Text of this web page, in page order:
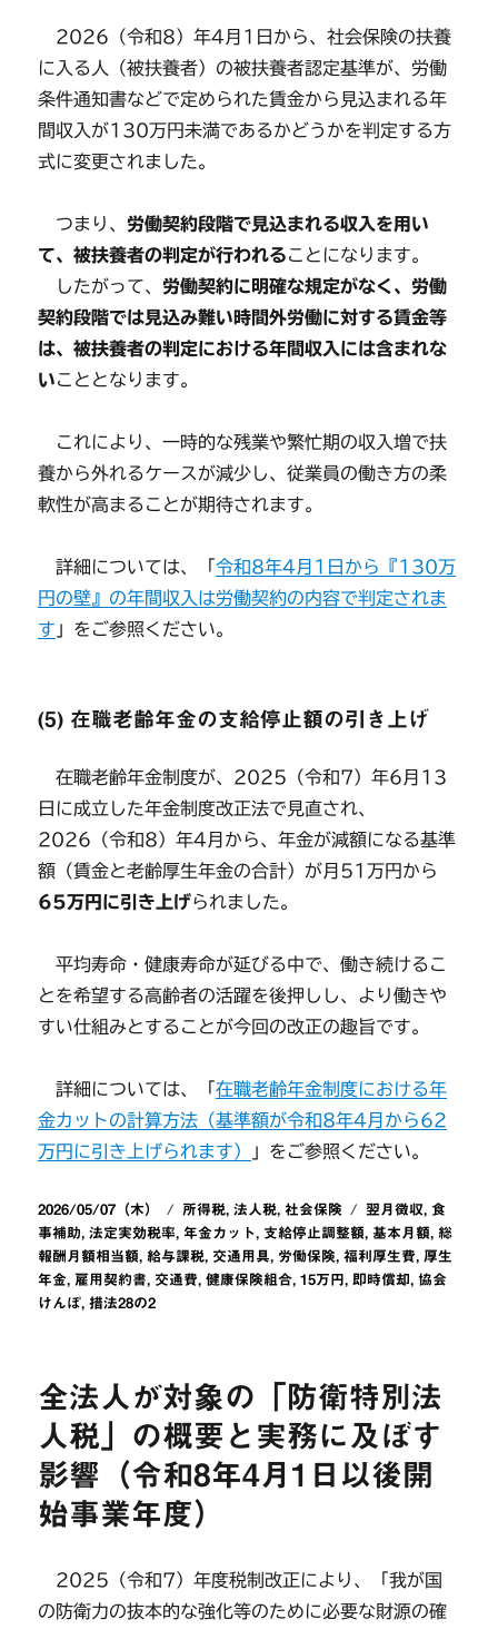
2026（令和8）年4月1日から、社会保険の扶養
に入る人（被扶養者）の被扶養者認定基準が、労働
条件通知書などで定められた賃金から見込まれる年
間収入が130万円未満であるかどうかを判定する方
式に変更されました。
つまり、 労働契約段階で見込まれる収入を用い
て、被扶養者の判定が行われることになります。
したがって、 労働契約に明確な規定がなく、労働
契約段階では見込み難い時間外労働に対する賃金等
は、被扶養者の判定における年間収入には含まれな
いこととなります。
これにより、一時的な残業や繁忙期の収入増で扶
養から外れるケースが減少し、従業員の働き方の柔
軟性が高まることが期待されます。
詳細については、「令和8年4月1日から『130万
円の壁』の年間収入は労働契約の内容で判定されま
す 」をご参照ください。
(5) 在職老齢年金の支給停止額の引き上げ
在職老齢年金制度が、2025（令和7）年6月13
日に成立した年金制度改正法で見直され、
2026（令和8）年4月から、年金が減額になる基準
額（賃金と老齢厚生年金の合計）が月51万円から
65万円に引き上げられました。
平均寿命・健康寿命が延びる中で、働き続けるこ
とを希望する高齢者の活躍を後押しし、より働きや
すい仕組みとすることが今回の改正の趣旨です。
詳細については、「在職老齢年金制度における年
金カットの計算方法（基準額が令和8年4月から62
万円に引き上げられます）
」をご参照ください。
投
稿
日:
2026/05/07（木）
カ
テ
ゴ
リ
所得税,法人税,社会保険
タ
グ
翌月徴収, 食
事補助,法定実効税率,年金カット, 支給停止調整額,基本月額, 総
報酬月額相当額,給与課税, 交通用具, 労働保険,福利厚生費, 厚生
年金,雇用契約書, 交通費,健康保険組合,15万円,即時償却,協会
けんぽ,措法28の2
全法人が対象の「防衛特別法
人税」の概要と実務に及ぼす
影響（令和8年4月1日以後開
始事業年度）
2025（令和7）年度税制改正により、「我が国
の防衛力の抜本的な強化等のために必要な財源の確